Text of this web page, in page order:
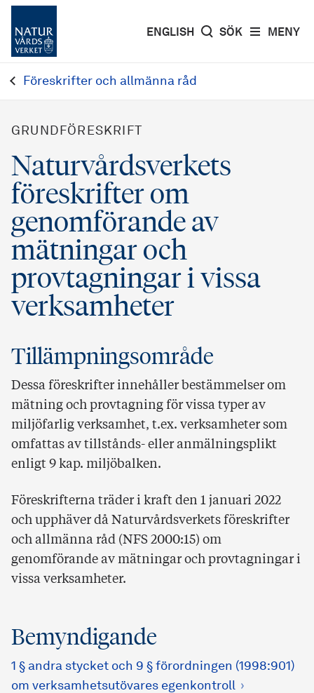
MENY
ENGLISH SÖK
Föreskrifter och allmänna råd
GRUNDFÖRESKRIFT
Naturvårdsverkets
föreskrifter om
genomförande av
mätningar och
provtagningar i vissa
verksamheter
Tillämpningsområde
Dessa föreskrifter innehåller bestämmelser om
mätning och provtagning för vissa typer av
miljöfarlig verksamhet, t.ex. verksamheter som
omfattas av tillstånds- eller anmälningsplikt
enligt 9 kap. miljöbalken.
Föreskrifterna träder i kraft den 1 januari 2022
och upphäver då Naturvårdsverkets föreskrifter
och allmänna råd (NFS 2000:15) om
genomförande av mätningar och provtagningar i
vissa verksamheter.
Bemyndigande
1 § andra stycket och 9 § förordningen (1998:901)
om verksamhetsutövares egenkontroll